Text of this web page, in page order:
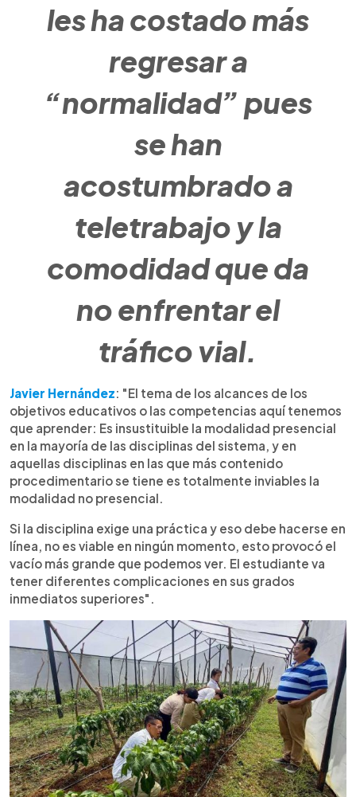
les ha costado más
regresar a
“normalidad” pues
se han
acostumbrado a
teletrabajo y la
comodidad que da
no enfrentar el
tráfico vial.
Javier Hernández: "El tema de los alcances de los
objetivos educativos o las competencias aquí tenemos
que aprender: Es insustituible la modalidad presencial
en la mayoría de las disciplinas del sistema, y en
aquellas disciplinas en las que más contenido
procedimentario se tiene es totalmente inviables la
modalidad no presencial.
Si la disciplina exige una práctica y eso debe hacerse en
línea, no es viable en ningún momento, esto provocó el
vacío más grande que podemos ver. El estudiante va
tener diferentes complicaciones en sus grados
inmediatos superiores".